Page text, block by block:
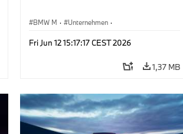
BMW M · Unternehmen ·
Fri Jun 12 15:17:17 CEST 2026
1,37 MB